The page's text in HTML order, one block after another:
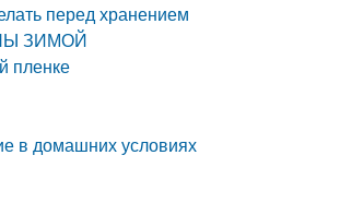
перед хранением
ЗИМОЙ
пленке
в домашних условиях